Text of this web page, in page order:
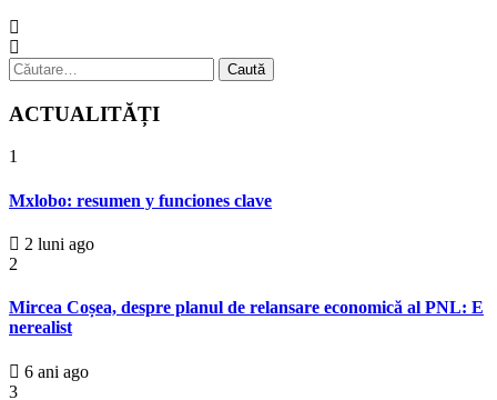
Caută
după:
ACTUALITĂȚI
1
Mxlobo: resumen y funciones clave
2 luni ago
2
Mircea Coșea, despre planul de relansare economică al PNL: E
nerealist
6 ani ago
3